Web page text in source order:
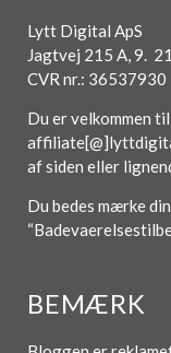
Lytt Digital ApS
Jagtvej 215 A, 9.
CVR nr.: 36537930
Du er velkommen
af siden eller
Du bedes mærke
BEMÆRK